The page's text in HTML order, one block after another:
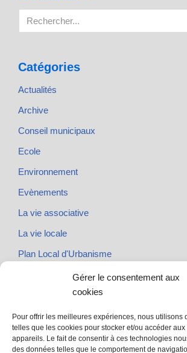
Gérer le consentement aux
cookies
Pour offrir les meilleures expériences, nous utilisons
telles que les cookies pour stocker et/ou accéder
appareils. Le fait de consentir à ces technologies
des données telles que le comportement de
Catégories
Actualités
Archive
Conseil municipaux
Ecole
Environnement
Evènements
La vie associative
La vie locale
Plan Local d'Urbanisme